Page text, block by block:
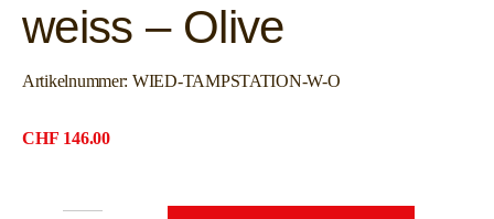
weiss – Olive
Artikelnummer: WIED-TAMPSTATION-W-O
CHF 146.00